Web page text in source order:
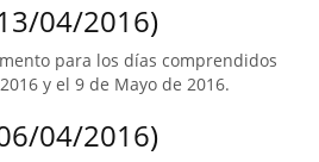
04/2016)
para los días comprendidos
y el 9 de Mayo de 2016.
04/2016)